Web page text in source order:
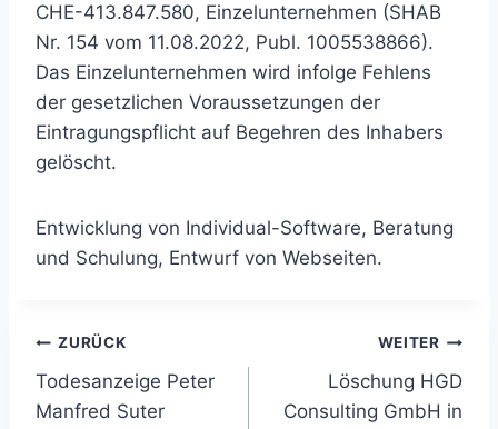
CHE-413.847.580, Einzelunternehmen (SHAB
Nr. 154 vom 11.08.2022, Publ. 1005538866).
Das Einzelunternehmen wird infolge Fehlens
der gesetzlichen Voraussetzungen der
Eintragungspflicht auf Begehren des Inhabers
gelöscht.
Entwicklung von Individual-Software, Beratung
und Schulung, Entwurf von Webseiten.
Beitragsnavigation
ZURÜCK
Todesanzeige Peter
Manfred Suter
WEITER
Löschung HGD
Consulting GmbH in